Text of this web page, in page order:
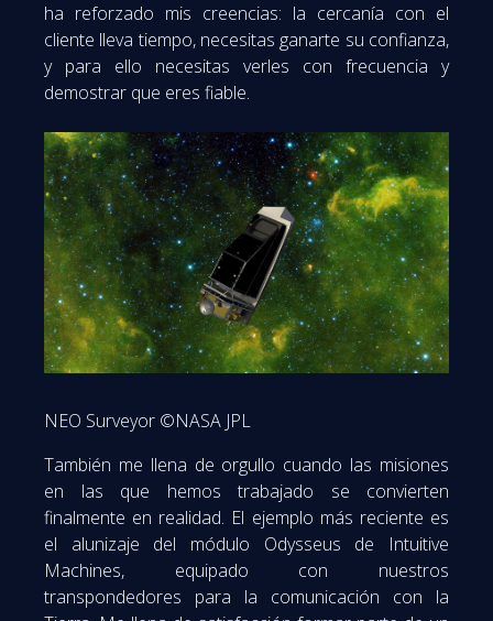
ha reforzado mis creencias: la cercanía con el
cliente lleva tiempo, necesitas ganarte su confianza,
y para ello necesitas verles con frecuencia y
demostrar que eres fiable.
NEO Surveyor ©NASA JPL
También me llena de orgullo cuando las misiones
en las que hemos trabajado se convierten
finalmente en realidad. El ejemplo más reciente es
el alunizaje del módulo Odysseus de Intuitive
Machines, equipado con nuestros
transpondedores para la comunicación con la